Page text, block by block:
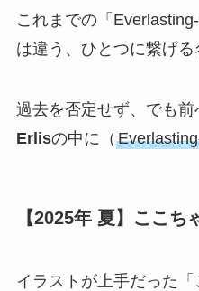
これまでの「
は違う、ひとつに繋げる
過去を否定せず、でも前
Erlisの中に（
【2025年 夏】ここち
イラストが上手だった「